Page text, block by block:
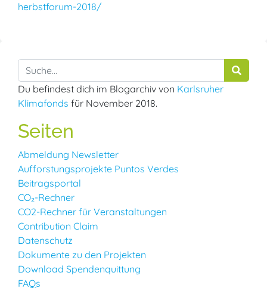
herbstforum-2018/
Du befindest dich im Blogarchiv von Karlsruher
Klimafonds für November 2018.
Seiten
Abmeldung Newsletter
Aufforstungsprojekte Puntos Verdes
Beitragsportal
CO₂-Rechner
CO2-Rechner für Veranstaltungen
Contribution Claim
Datenschutz
Dokumente zu den Projekten
Download Spendenquittung
FAQs